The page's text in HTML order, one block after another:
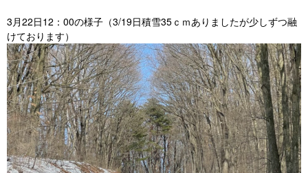
3月22日12：00の様子（3/19日積雪35ｃｍありましたが少しずつ融
けております）